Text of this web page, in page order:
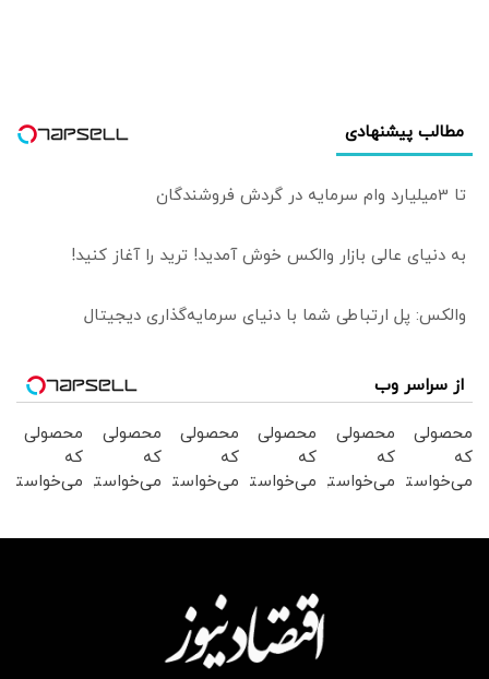
مطالب پیشنهادی
تا 3میلیارد وام سرمایه در گردش فروشندگان
به دنیای عالی بازار والکس خوش آمدید! ترید را آغاز کنید!
والکس: پل ارتباطی شما با دنیای سرمایه‌گذاری دیجیتال
از سراسر وب
محصولی
که
می‌خواستی
محصولی
که
می‌خواستی
محصولی
که
می‌خواستی
بخر !
محصولی
که
می‌خواستی
بخر !
محصولی
که
می‌خواستی
محصولی
که
می‌خواستی